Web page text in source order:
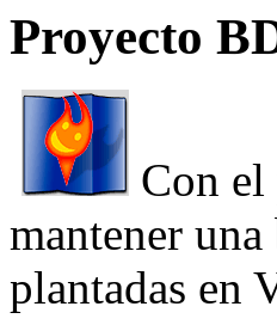
Proyecto
Con el
mantener
plantadas en